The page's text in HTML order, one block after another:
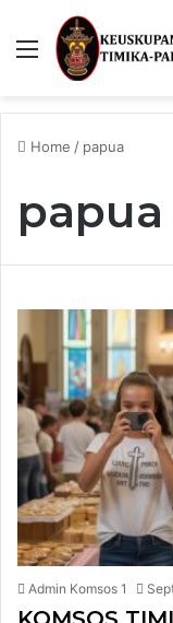
Menu
Home / papua
papua
Admin Komsos 1